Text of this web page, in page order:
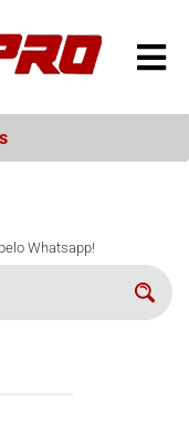
Whatsapp!